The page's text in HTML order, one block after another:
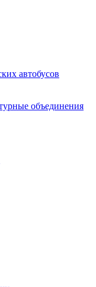
автобусов
объединения